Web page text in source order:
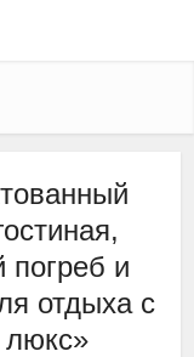
и
отдыха с
люкс»